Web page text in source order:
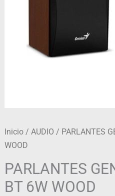
Inicio /AUDIO / PARLANTES
WOOD
PARLANTES
BT 6W WOOD